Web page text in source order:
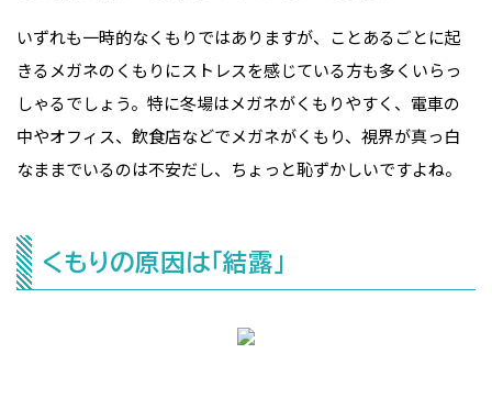
いずれも一時的なくもりではありますが、ことあるごとに起
きるメガネのくもりにストレスを感じている方も多くいらっ
しゃるでしょう。特に冬場はメガネがくもりやすく、電車の
中やオフィス、飲食店などでメガネがくもり、視界が真っ白
なままでいるのは不安だし、ちょっと恥ずかしいですよね。
くもりの原因は「結露」